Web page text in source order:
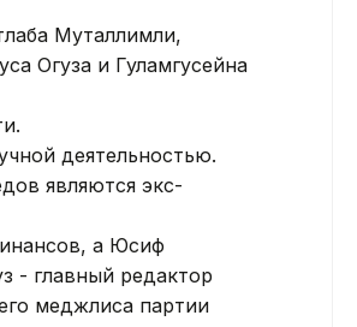
Муталлимли,
Огуза и Гуламгусейна
деятельностью.
являются экс-
а Юсиф
- главный редактор
меджлиса партии